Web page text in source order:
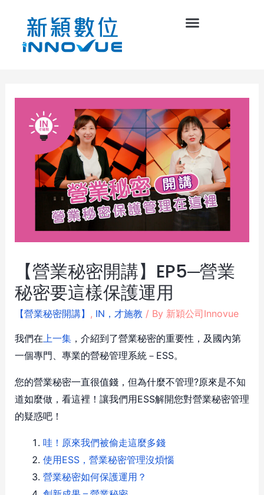
【營業秘密開講】EP5─營業
秘密要這樣保護運用
【營業秘密開講】 , IN，才施教 / By 新穎公司Innovue
我們在上一集，介紹到了營業秘密的重要性，及國內第
一個專門、專業的營秘管理系統－ESS。
您的營業秘密一直很值錢，但為什麼不管理?原來是不知
道如麼做，看這裡！讓我們用ESS解開您對營業秘密管理
的疑惑吧！
哇！原來我們被偷走這麼多錢
使用ESS，營業秘密管理沒煩惱
營業秘密如何保護運用？